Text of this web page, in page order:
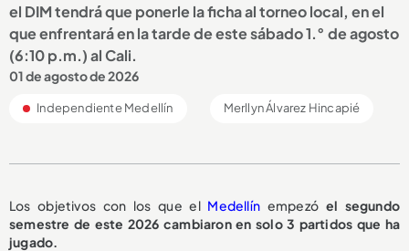
el DIM tendrá que ponerle la ficha al torneo local, en el
que enfrentará en la tarde de este sábado 1.° de agosto
(6:10 p.m.) al Cali.
01 de agosto de 2026
Independiente Medellín Merllyn Álvarez Hincapié
Los objetivos con los que el Medellín empezóel segundo
semestre de este 2026 cambiaron en solo 3 partidos que ha
jugado.